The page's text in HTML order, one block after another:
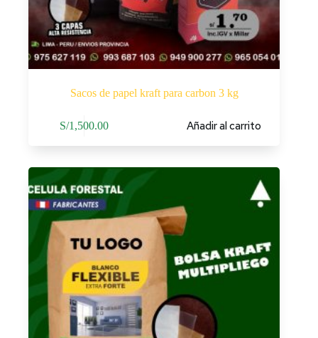
Sacos de papel kraft para carbon 3 kg
S/1,500.00 Añadir al carrito